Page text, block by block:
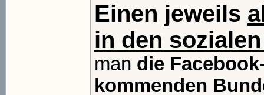
Einen jeweils
in den
man die
kommenden